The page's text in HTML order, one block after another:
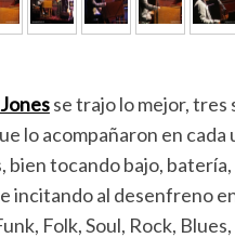
se trajo lo mejor, tres
lo acompañaron en cada
bien tocando bajo,
incitando al desenfreno
Folk, Soul, Rock,